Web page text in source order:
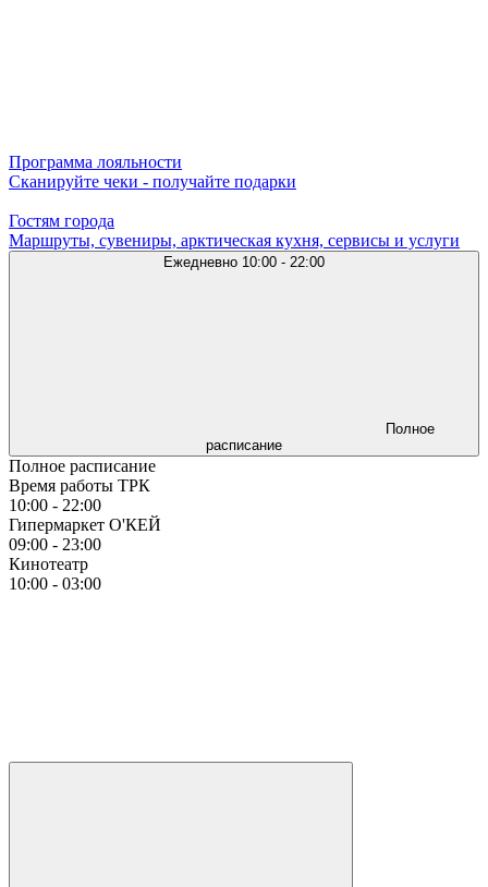
Программа лояльности
Сканируйте чеки - получайте подарки
Гостям города
Маршруты, сувениры, арктическая кухня, сервисы и услуги
Ежедневно 10:00 - 22:00
Полное
расписание
Полное расписание
Время работы ТРК
10:00 - 22:00
Гипермаркет О'КЕЙ
09:00 - 23:00
Кинотеатр
10:00 - 03:00